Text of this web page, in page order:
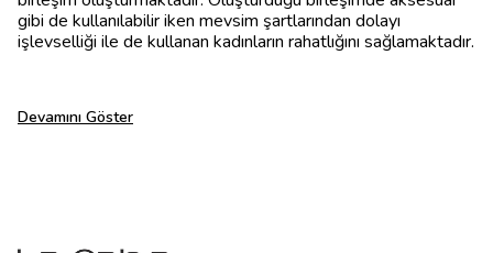
gibi de kullanılabilir iken mevsim şartlarından dolayı
işlevselliği ile de kullanan kadınların rahatlığını sağlamaktadır.
Devamını Göster